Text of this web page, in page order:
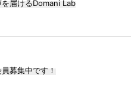
を届けるDomani Lab
募集中です！